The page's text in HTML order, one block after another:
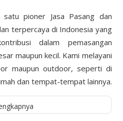
satu pioner Jasa Pasang dan
terpercaya di Indonesia yang
dalam pemasangan
maupun kecil. Kami melayani
maupun outdoor, seperti di
dan tempat-tempat lainnya.